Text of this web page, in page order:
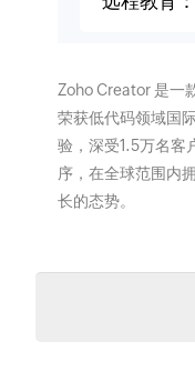
Zoho Creator 是一
荣获低代码领域国
验，深受1.5万名客
序，在全球范围内
长的态势。